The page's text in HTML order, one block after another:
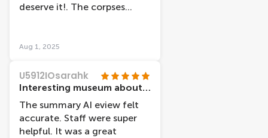
deserve it!. The corpses
perfectly how the human
Aug 1, 2025
U5912IOsarahk
Interesting museum about human anatomy and physiology
The summary AI eview felt
accurate. Staff were super
helpful. It was a great